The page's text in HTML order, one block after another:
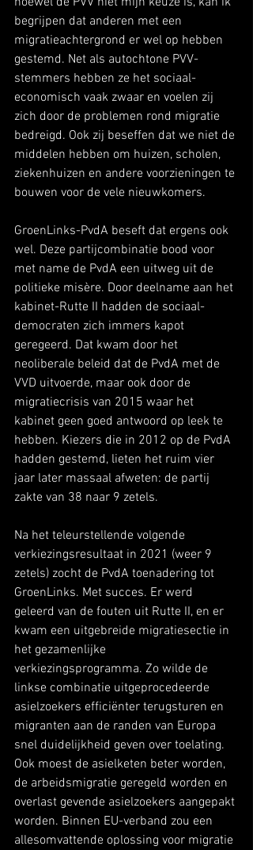
begrijpen dat anderen met een
migratieachtergrond er wel op hebben
gestemd. Net als autochtone PVV-
stemmers hebben ze het sociaal-
economisch vaak zwaar en voelen zij
zich door de problemen rond migratie
bedreigd. Ook zij beseffen dat we niet de
middelen hebben om huizen, scholen,
ziekenhuizen en andere voorzieningen te
bouwen voor de vele nieuwkomers.
GroenLinks-PvdA beseft dat ergens ook
wel. Deze partijcombinatie bood voor
met name de PvdA een uitweg uit de
politieke misère. Door deelname aan het
kabinet-Rutte II hadden de sociaal-
democraten zich immers kapot
geregeerd. Dat kwam door het
neoliberale beleid dat de PvdA met de
VVD uitvoerde, maar ook door de
migratiecrisis van 2015 waar het
kabinet geen goed antwoord op leek te
hebben. Kiezers die in 2012 op de PvdA
hadden gestemd, lieten het ruim vier
jaar later massaal afweten: de partij
zakte van 38 naar 9 zetels.
Na het teleurstellende volgende
verkiezingsresultaat in 2021 (weer 9
zetels) zocht de PvdA toenadering tot
GroenLinks. Met succes. Er werd
geleerd van de fouten uit Rutte II, en er
kwam een uitgebreide migratiesectie in
het gezamenlijke
verkiezingsprogramma. Zo wilde de
linkse combinatie uitgeprocedeerde
asielzoekers efficiënter terugsturen en
migranten aan de randen van Europa
snel duidelijkheid geven over toelating.
Ook moest de asielketen beter worden,
de arbeidsmigratie geregeld worden en
overlast gevende asielzoekers aangepakt
worden. Binnen EU-verband zou een
allesomvattende oplossing voor migratie